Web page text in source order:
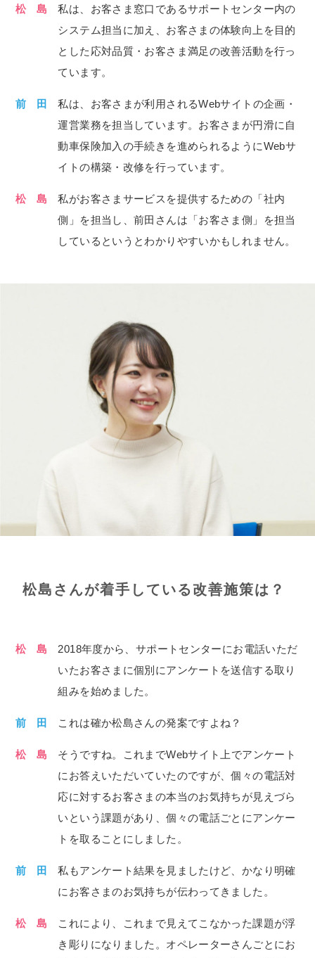
松 島
私は、お客さま窓口であるサポートセンター内の
システム担当に加え、お客さまの体験向上を目的
とした応対品質・お客さま満足の改善活動を行っ
ています。
前 田
私は、お客さまが利用されるWebサイトの企画・
運営業務を担当しています。お客さまが円滑に自
動車保険加入の手続きを進められるようにWebサ
イトの構築・改修を行っています。
松 島
私がお客さまサービスを提供するための「社内
側」を担当し、前田さんは「お客さま側」を担当
しているというとわかりやすいかもしれません。
松島さんが着手している改善施策は？
松 島
2018年度から、サポートセンターにお電話いただ
いたお客さまに個別にアンケートを送信する取り
組みを始めました。
前 田 これは確か松島さんの発案ですよね？
松 島
そうですね。これまでWebサイト上でアンケート
にお答えいただいていたのですが、個々の電話対
応に対するお客さまの本当のお気持ちが見えづら
いという課題があり、個々の電話ごとにアンケー
トを取ることにしました。
前 田
私もアンケート結果を見ましたけど、かなり明確
にお客さまのお気持ちが伝わってきました。
松 島
これにより、これまで見えてこなかった課題が浮
き彫りになりました。オペレーターさんごとにお